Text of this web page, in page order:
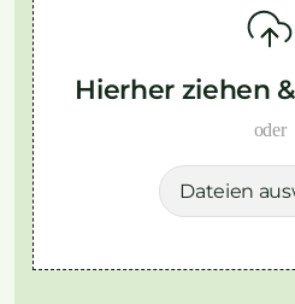
Hierher ziehen
oder
Dateien